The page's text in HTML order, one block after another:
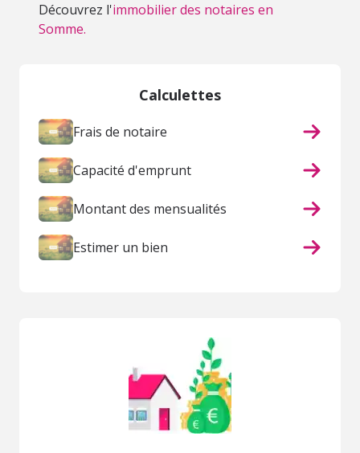
Découvrez l'immobilier des notaires en
Somme.
Calculettes
Frais de notaire
Capacité d'emprunt
Montant des mensualités
Estimer un bien